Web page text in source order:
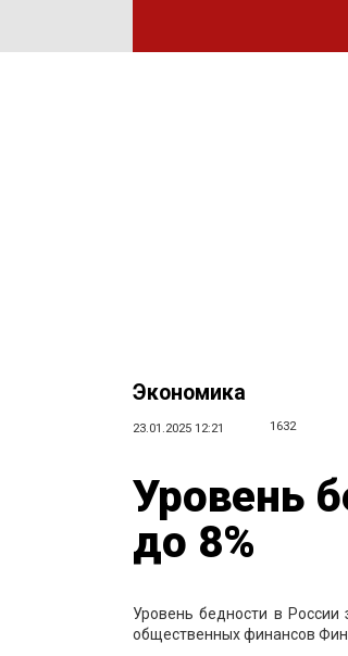
Экономика
23.01.2025 12:21 1632
Уровень
до 8%
Уровень бедности в России
общественных финансов